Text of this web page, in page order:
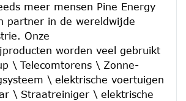
meer mensen Pine Energy
partner in de wereldwijde
Onze
worden veel gebruikt
\ Telecomtorens \ Zonne-
\ elektrische voertuigen
\ Straatreiniger \ elektrische